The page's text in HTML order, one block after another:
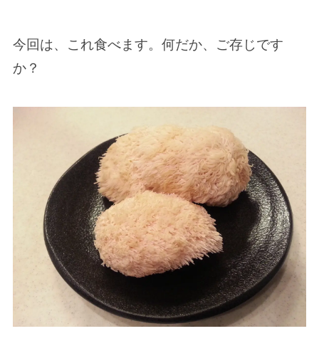
今回は、これ食べます。何だか、ご存じです
か？